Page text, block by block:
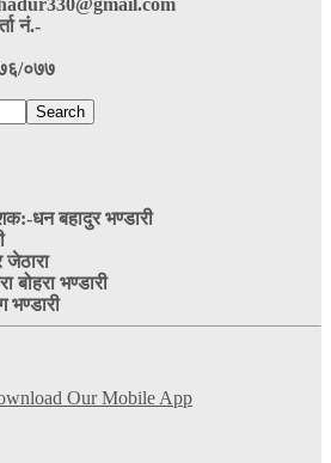
नं.-
०७७
धन बहादुर भण्डारी
बोहरा भण्डारी
भण्डारी
Our Mobile App